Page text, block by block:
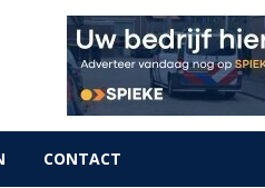
CONTACT